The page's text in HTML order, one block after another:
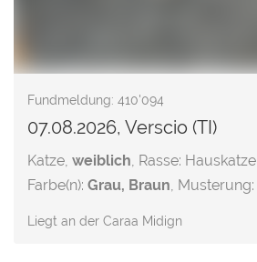
Fundmeldung: 410'094
07.08.2026, Verscio (TI)
Katze, weiblich, Rasse: Hauskatze
Farbe(n): Grau, Braun, Musterung:
Liegt an der Caraa Midign